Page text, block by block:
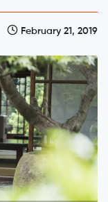
February 21, 2019